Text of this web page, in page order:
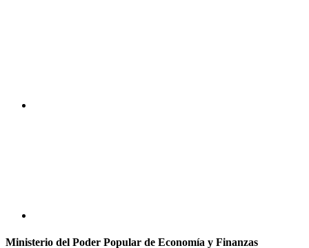
Ministerio del Poder Popular de Economía y Finanzas